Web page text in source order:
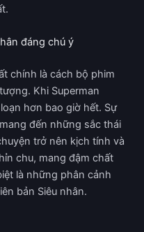
đáng chú ý
chính là cách bộ phim
Khi Superman
hơn bao giờ hết. Sự
đến những sắc thái
trở nên kịch tính và
chu, mang đậm chất
là những phân cảnh
bản Siêu nhân.